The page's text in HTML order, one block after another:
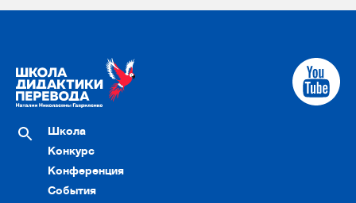
Школа
Конкурс
Конференция
События